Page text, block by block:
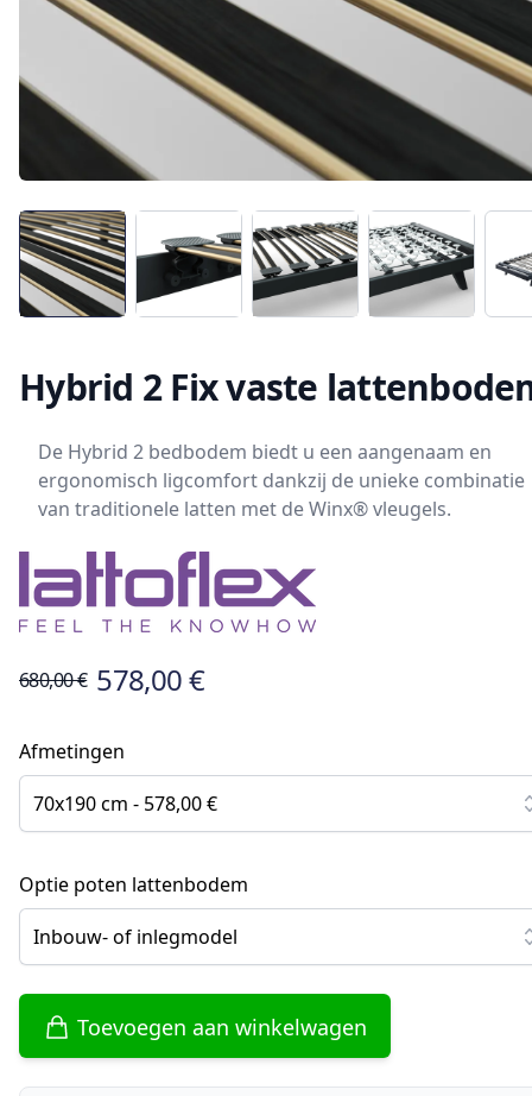
Hybrid 2 Fix vaste
De Hybrid 2 bedbodem biedt u een aangenaam en
ergonomisch ligcomfort dankzij de unieke combinatie
van traditionele latten met de Winx® vleugels.
680,00 € 578,00 €
Afmetingen
70x190 cm - 578,00 €
Optie poten lattenbodem
Inbouw- of inlegmodel
Toevoegen aan winkelwagen